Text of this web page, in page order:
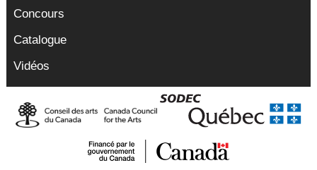
Concours
Catalogue
Vidéos